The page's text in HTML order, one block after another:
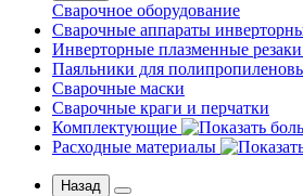
Сварочное оборудование
Сварочные аппараты
Инверторные плазменные
Паяльники для
Сварочные маски
Сварочные краги и перчатки
Комплектующие
Расходные материалы
Назад